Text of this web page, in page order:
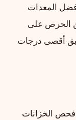
المعدات
الحرص على
أقصى درجات
الخزانات